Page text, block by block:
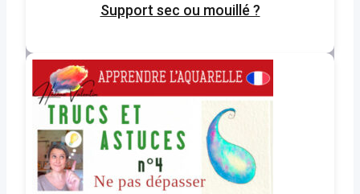
Support sec ou mouillé ?